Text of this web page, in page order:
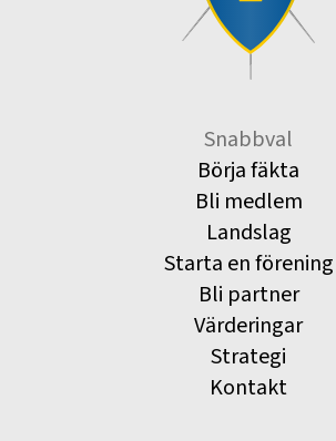
Snabbval
Börja fäkta
Bli medlem
Landslag
Starta en förening
Bli partner
Värderingar
Strategi
Kontakt